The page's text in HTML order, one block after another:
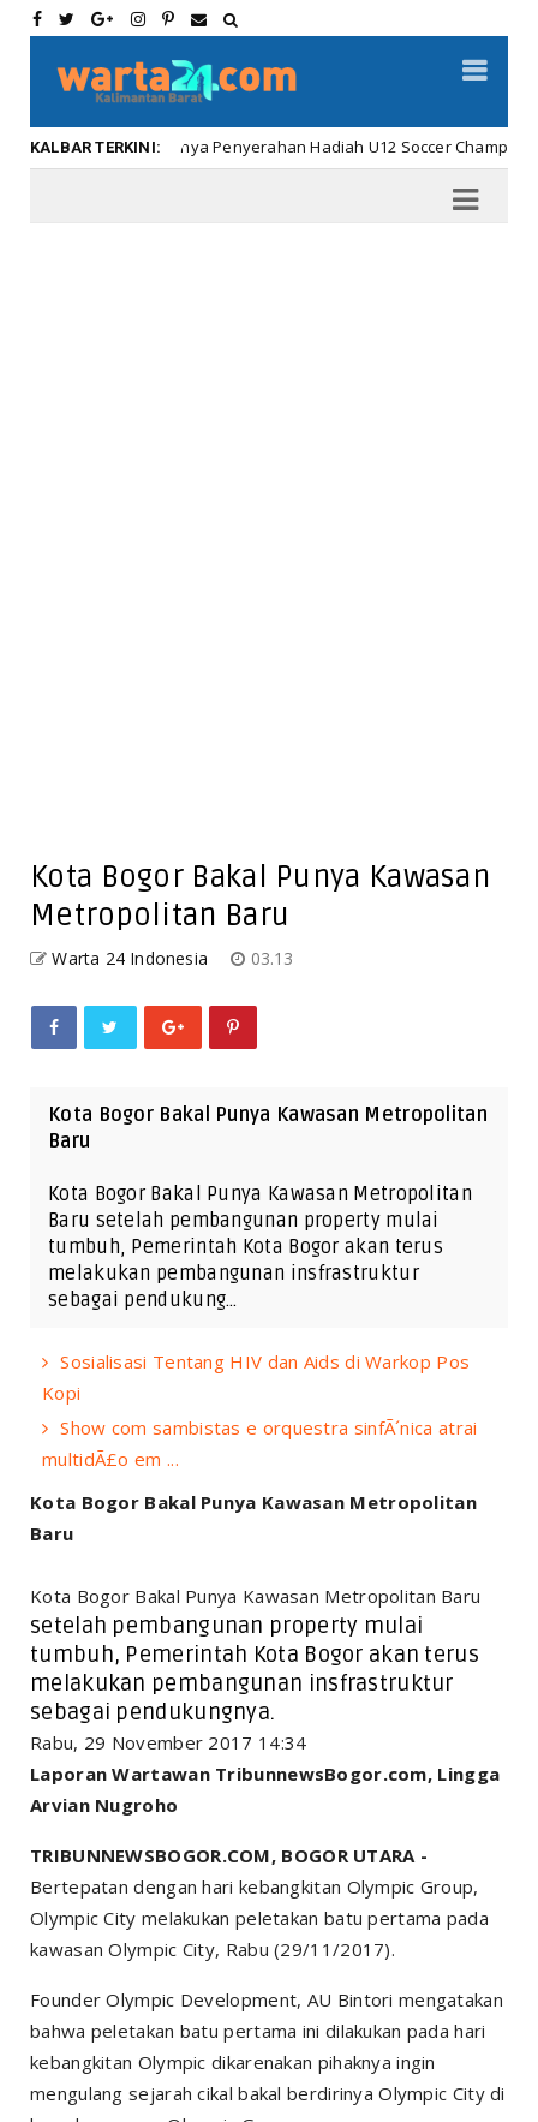
KALBAR TERKINI:
Meriahnya Penyerahan Hadiah U12 Soccer Championship ...
Kota Bogor Bakal Punya Kawasan
Metropolitan Baru
Warta 24 Indonesia 03.13
Kota Bogor Bakal Punya Kawasan Metropolitan
Baru
Kota Bogor Bakal Punya Kawasan Metropolitan
Baru setelah pembangunan property mulai
tumbuh, Pemerintah Kota Bogor akan terus
melakukan pembangunan insfrastruktur
sebagai pendukung…
Sosialisasi Tentang HIV dan Aids di Warkop Pos
Kopi
Show com sambistas e orquestra sinfÃ´nica atrai
multidÃ£o em ...
Kota Bogor Bakal Punya Kawasan Metropolitan
Baru
Kota Bogor Bakal Punya Kawasan Metropolitan Baru
setelah pembangunan property mulai
tumbuh, Pemerintah Kota Bogor akan terus
melakukan pembangunan insfrastruktur
sebagai pendukungnya.
Rabu, 29 November 2017 14:34
Laporan Wartawan TribunnewsBogor.com, Lingga
Arvian Nugroho
TRIBUNNEWSBOGOR.COM, BOGOR UTARA -
Bertepatan dengan hari kebangkitan Olympic Group,
Olympic City melakukan peletakan batu pertama pada
kawasan Olympic City, Rabu (29/11/2017).
Founder Olympic Development, AU Bintori mengatakan
bahwa peletakan batu pertama ini dilakukan pada hari
kebangkitan Olympic dikarenakan pihaknya ingin
mengulang sejarah cikal bakal berdirinya Olympic City di